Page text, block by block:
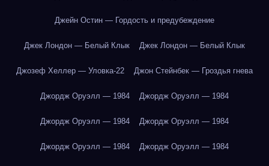
Джейн Остин — Гордость и предубеждение
Джек Лондон — Белый Клык Джек Лондон — Белый Клык
Джозеф Хеллер — Уловка-22 Джон Стейнбек — Гроздья гнева
Джордж Оруэлл — 1984 Джордж Оруэлл — 1984
Джордж Оруэлл — 1984 Джордж Оруэлл — 1984
Джордж Оруэлл — 1984 Джордж Оруэлл — 1984